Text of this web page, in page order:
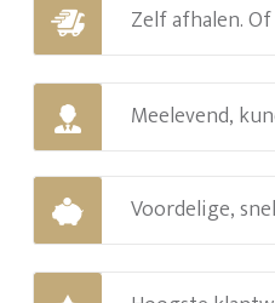
Zelf afhalen.
Meelevend,
Voordelige,